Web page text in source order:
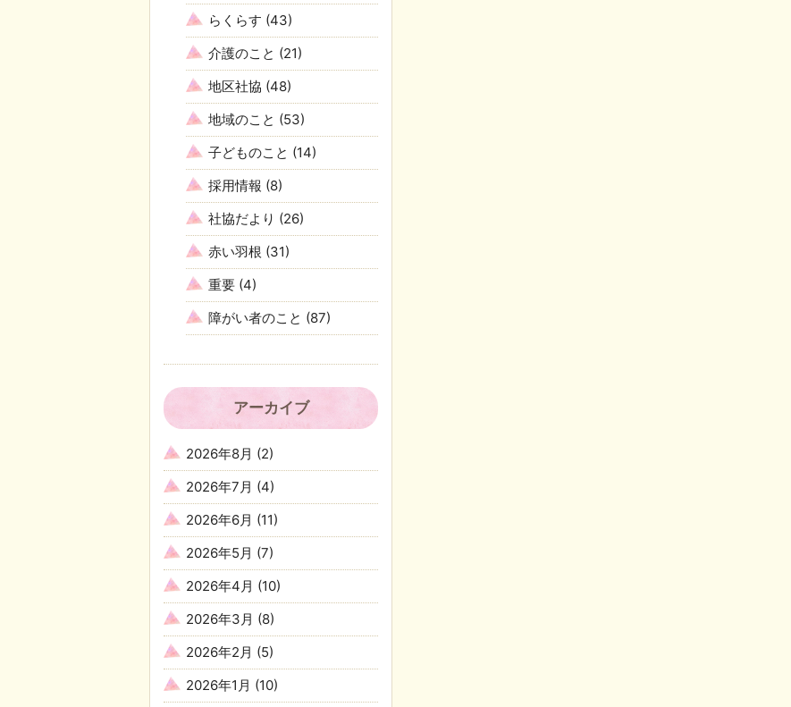
らくらす (43)
介護のこと (21)
地区社協 (48)
地域のこと (53)
子どものこと (14)
採用情報 (8)
社協だより (26)
赤い羽根 (31)
重要 (4)
障がい者のこと (87)
アーカイブ
2026年8月 (2)
2026年7月 (4)
2026年6月 (11)
2026年5月 (7)
2026年4月 (10)
2026年3月 (8)
2026年2月 (5)
2026年1月 (10)